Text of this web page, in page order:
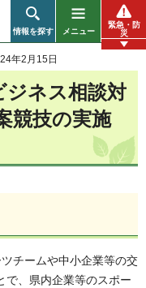
情報を探す メニュー
緊急・防
災
年2月15日
ジネス相談対
競技の実施
チームや中小企業等の交
で、県内企業等のスポー